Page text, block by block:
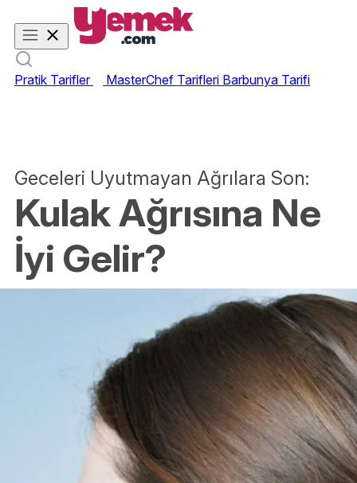
Pratik Tarifler MasterChef Tarifleri Barbunya Tarifi
Geceleri Uyutmayan Ağrılara Son:
Kulak Ağrısına Ne
İyi Gelir?